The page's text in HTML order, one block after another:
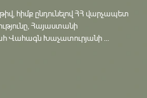
հիմք ընդունելով ՀՀ վարչապետ
Հայաստանի
Խաչատուրյանի ...